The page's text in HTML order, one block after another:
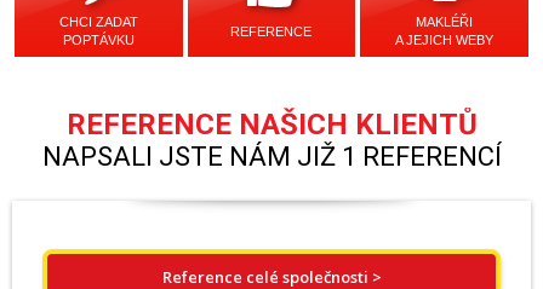
CHCI ZADAT
POPTÁVKU
REFERENCE
MAKLÉŘI
A JEJICH WEBY
REFERENCE NAŠICH KLIENTŮ
NAPSALI JSTE NÁM JIŽ 1 REFERENCÍ
Reference celé společnosti >